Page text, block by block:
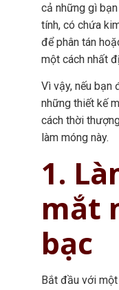
cả những gì
tính, có chứa
để phân tán
một cách nhất
Vì vậy, nếu bạn
những thiết kế
cách thời
làm móng này.
1.
mắt
bạc
Bắt đầu với